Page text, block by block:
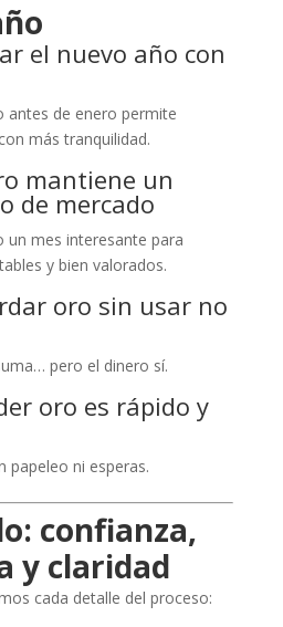
el nuevo año con
antes de enero permite
más tranquilidad.
mantiene un
de mercado
un mes interesante para
y bien valorados.
oro sin usar no
pero el dinero sí.
oro es rápido y
papeleo ni esperas.
confianza,
y claridad
cada detalle del proceso: